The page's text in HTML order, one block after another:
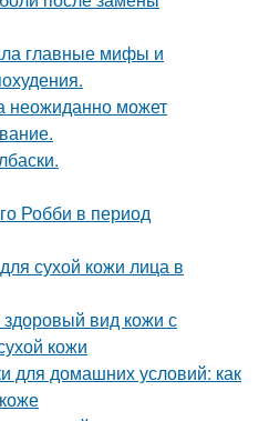
главные мифы и
неожиданно может
Робби в период
сухой кожи лица в
вид кожи с
кожи
домашних условий: как